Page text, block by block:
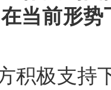
当前形
积极支持